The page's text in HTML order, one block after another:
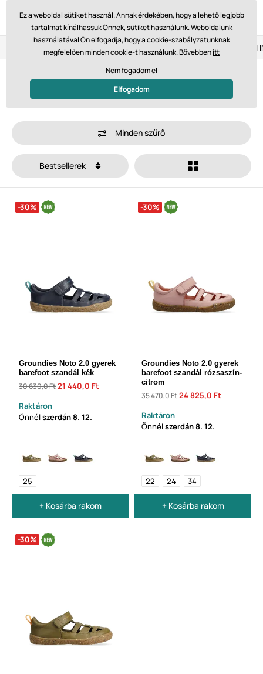
Visszaküldés 14 napon belül Gyors szállítás 61 475 Ft-tól
Gyerek barefoot cipők akciósan
Minden szűrő
Bestsellerek
-30%
Groundies Noto 2.0 gyerek
barefoot szandál kék
30 630,0 Ft21 440,0 Ft
Raktáron
Önnélszerdán8. 12.
25
+ Kosárba rakom
-30%
Groundies Noto 2.0 gyerek
barefoot szandál rózsaszín-
citrom
35 470,0 Ft24 825,0 Ft
Raktáron
Önnélszerdán8. 12.
22 24 34
+ Kosárba rakom
-30%
Ez a weboldal sütiket használ. Annak érdekében, hogy a lehető legjobb
tartalmat kínálhassuk Önnek, sütiket használunk. Weboldalunk
használatával Ön elfogadja, hogy a cookie-szabályzatunknak
megfelelően minden cookie-t használunk. Bővebbenitt
Nem fogadom el
Elfogadom